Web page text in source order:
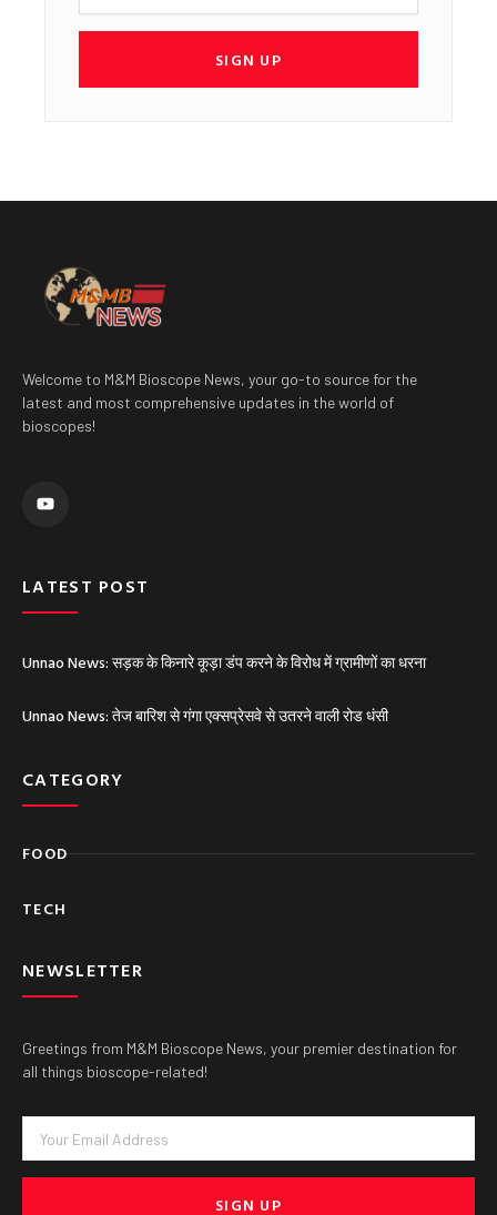
SIGN UP
Welcome to M&M Bioscope News, your go-to source for the
latest and most comprehensive updates in the world of
bioscopes!
u
LATEST POST
Unnao News: सड़क के किनारे कूड़ा डंप करने के विरोध में ग्रामीणों का धरना
Unnao News: तेज बारिश से गंगा एक्सप्रेसवे से उतरने वाली रोड धंसी
CATEGORY
FOOD
TECH
NEWSLETTER
Greetings from M&M Bioscope News, your premier destination for
all things bioscope-related!
Email
SIGN UP